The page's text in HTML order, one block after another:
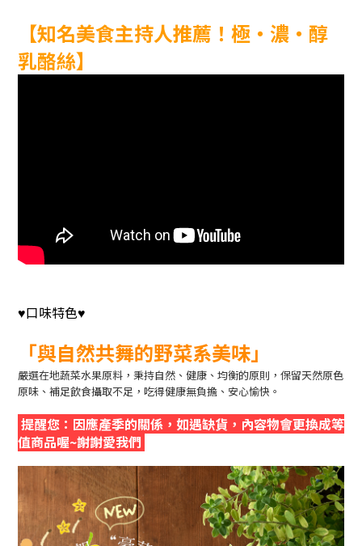
【知名美食主持人推薦！極‧濃‧醇
乳酪絲】
♥口味特色♥
「與自然共舞的野菜系美味」
嚴選在地蔬菜水果原料，秉持自然、健康、均衡的原則，保留天然原色
原味、補足飲食攝取不足，吃得健康無負擔、安心愉快。
提醒您：因應產季的關係，如遇缺貨，內容物會更換成等
值商品喔~謝謝愛我們